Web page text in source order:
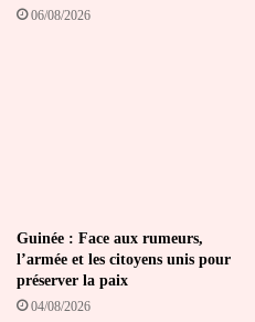
06/08/2026
Guinée : Face aux rumeurs,
l’armée et les citoyens unis pour
préserver la paix
04/08/2026